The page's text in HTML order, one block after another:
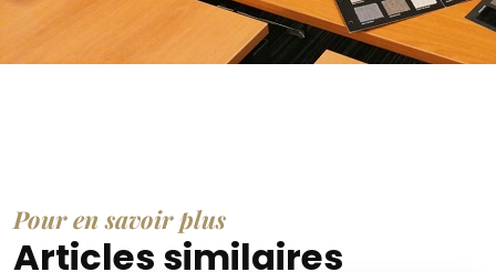
Pour en savoir plus
Articles similaires